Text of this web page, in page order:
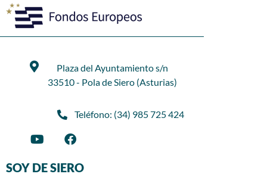
Plaza del Ayuntamiento s/n
33510 - Pola de Siero (Asturias)
Teléfono: (34) 985 725 424
SOY DE SIERO